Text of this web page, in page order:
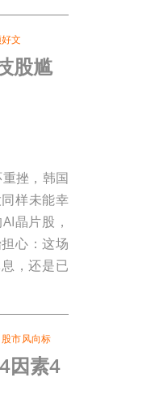
文
股尴
挫，韩国
样未能幸
晶片股，
心：这场
，还是已
股市风向标
因素4